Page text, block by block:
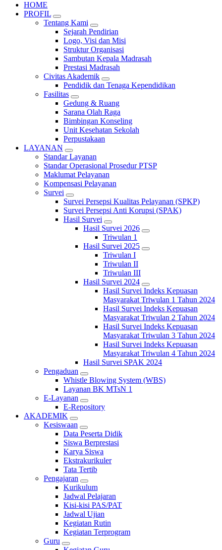
HOME
PROFIL
Tentang Kami
Sejarah Pendirian
Logo, Visi dan Misi
Struktur Organisasi
Sambutan Kepala Madrasah
Prestasi Madrasah
Civitas Akademik
Pendidik dan Tenaga Kependidikan
Fasilitas
Gedung & Ruang
Sarana Olah Raga
Bimbingan Konseling
Unit Kesehatan Sekolah
Perpustakaan
LAYANAN
Standar Layanan
Standar Operasional Prosedur PTSP
Maklumat Pelayanan
Kompensasi Pelayanan
Survei
Survei Persepsi Kualitas Pelayanan (SPKP)
Survei Persepsi Anti Korupsi (SPAK)
Hasil Survei
Hasil Survei 2026
Triwulan 1
Hasil Survei 2025
Triwulan I
Triwulan II
Triwulan III
Hasil Survei 2024
Hasil Survei Indeks Kepuasan
Masyarakat Triwulan 1 Tahun 2024
Hasil Survei Indeks Kepuasan
Masyarakat Triwulan 2 Tahun 2024
Hasil Survei Indeks Kepuasan
Masyarakat Triwulan 3 Tahun 2024
Hasil Survei Indeks Kepuasan
Masyarakat Triwulan 4 Tahun 2024
Hasil Survei SPAK 2024
Pengaduan
Whistle Blowing System (WBS)
Layanan BK MTsN 1
E-Layanan
E-Repository
AKADEMIK
Kesiswaan
Data Peserta Didik
Siswa Berprestasi
Karya Siswa
Ekstrakurikuler
Tata Tertib
Pengajaran
Kurikulum
Jadwal Pelajaran
Kisi-kisi PAS/PAT
Jadwal Ujian
Kegiatan Rutin
Kegiatan Terprogram
Guru